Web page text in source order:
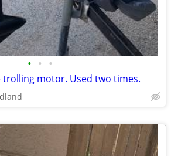
• • •
trolling motor. Used two times.